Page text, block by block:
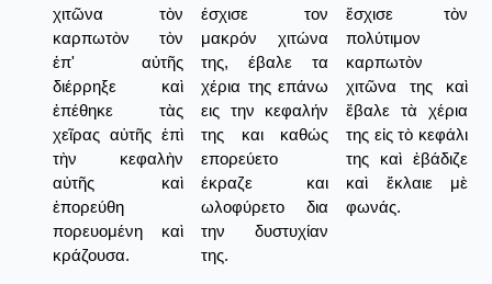
χιτῶνα τὸν
καρπωτὸν τὸν
ἐπ' αὐτῆς
διέρρηξε καὶ
ἐπέθηκε τὰς
χεῖρας αὐτῆς ἐπὶ
τὴν κεφαλὴν
αὐτῆς καὶ
ἐπορεύθη
πορευομένη καὶ
κράζουσα.
έσχισε τον
μακρόν χιτώνα
της, έβαλε τα
χέρια της επάνω
εις την κεφαλήν
της και καθώς
επορεύετο
έκραζε και
ωλοφύρετο δια
την δυστυχίαν
της.
ἔσχισε τὸν
πολύτιμον
καρπωτὸν
χιτῶνα της καὶ
ἔβαλε τὰ χέρια
της εἰς τὸ κεφάλι
της καὶ ἐβάδιζε
καὶ ἔκλαιε μὲ
φωνάς.